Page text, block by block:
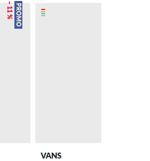
PROMO
– 11 %
VANS